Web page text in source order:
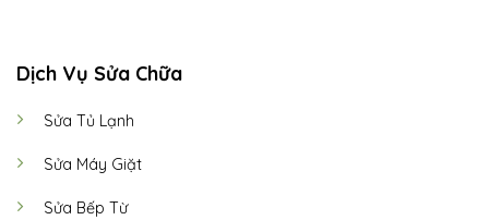
Dịch Vụ Sửa Chữa
Sửa Tủ Lạnh
Sửa Máy Giặt
Sửa Bếp Từ